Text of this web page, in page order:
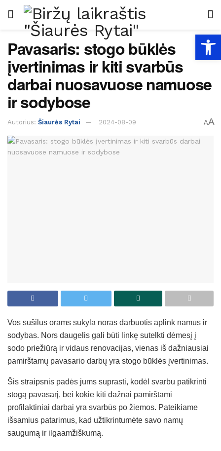
Pavasaris: stogo būklės
įvertinimas ir kiti svarbūs
darbai nuosavuose namuose
ir sodybose
Autorius: Šiaurės Rytai 2024-08-09 AA
Vos sušilus orams sukyla noras darbuotis aplink namus ir
sodybas. Nors daugelis gali būti linkę sutelkti dėmesį į
sodo priežiūrą ir vidaus renovacijas, vienas iš dažniausiai
pamirštamų pavasario darbų yra stogo būklės įvertinimas.
Šis straipsnis padės jums suprasti, kodėl svarbu patikrinti
stogą pavasarį, bei kokie kiti dažnai pamirštami
profilaktiniai darbai yra svarbūs po žiemos. Pateikiame
išsamius patarimus, kad užtikrintumėte savo namų
saugumą ir ilgaamžiškumą.